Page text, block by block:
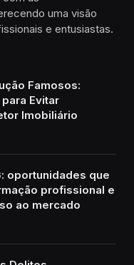
uma visão
e entusiastas.
Famosos:
Evitar
Imobiliário
oportunidades que
profissional e
ao mercado